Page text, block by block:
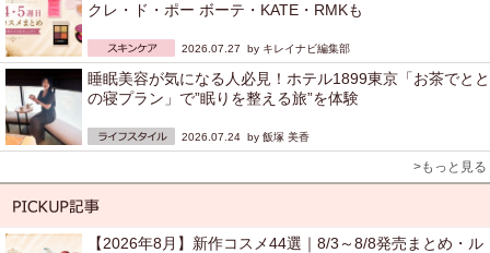
クレ・ド・ポー ボーテ・KATE・RMKも
2026.07.27 by キレイナビ編集部
睡眠美容が気になる人必見！ホテル1899東京「お茶でとと
の寝プラン」で”眠りを整える旅”を体験
2026.07.24 by 飯塚 美香
>もっと見る
【2026年8月】新作コスメ44選｜8/3～8/8発売まとめ・ル